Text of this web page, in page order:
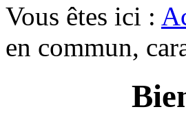
Vous êtes ici :
en commun,